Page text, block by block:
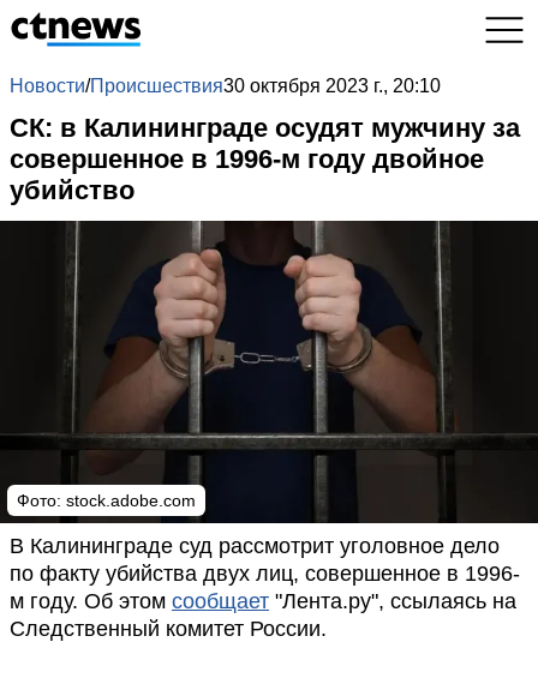
Новости/Происшествия30 октября 2023 г., 20:10
СК: в Калининграде осудят мужчину за
совершенное в 1996-м году двойное
убийство
Фото: stock.adobe.com
В Калининграде суд рассмотрит уголовное дело
по факту убийства двух лиц, совершенное в 1996-
м году. Об этом сообщает "Лента.ру", ссылаясь на
Следственный комитет России.